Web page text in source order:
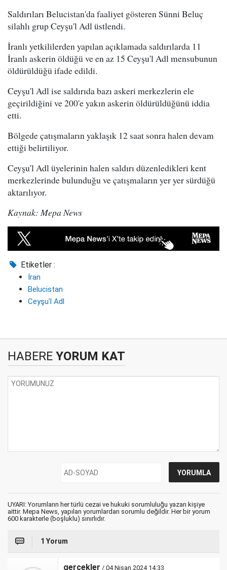
Saldırıları Belucistan'da faaliyet gösteren Sünni Beluç
silahlı grup Ceyşu'l Adl üstlendi.
İranlı yetkililerden yapılan açıklamada saldırılarda 11
İranlı askerin öldüğü ve en az 15 Ceyşu'l Adl mensubunun
öldürüldüğü ifade edildi.
Ceyşu'l Adl ise saldırıda bazı askeri merkezlerin ele
geçirildiğini ve 200'e yakın askerin öldürüldüğünü iddia
etti.
Bölgede çatışmaların yaklaşık 12 saat sonra halen devam
ettiği belirtiliyor.
Ceyşu'l Adl üyelerinin halen saldırı düzenledikleri kent
merkezlerinde bulunduğu ve çatışmaların yer yer sürdüğü
aktarılıyor.
Kaynak: Mepa News
Etiketler :
İran
Belucistan
Ceyşu'l Adl
HABERE YORUM KAT
UYARI: Yorumların her türlü cezai ve hukuki sorumluluğu yazan kişiye
aittir. Mepa News, yapılan yorumlardan sorumlu değildir. Her bir yorum
600 karakterle (boşluklu) sınırlıdır.
1 Yorum
gerçekler / 04 Nisan 2024 14:33